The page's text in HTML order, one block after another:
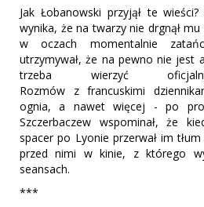
Jak Łobanowski przyjął te
wynika, że na twarzy nie drgnął
w oczach momentalnie
utrzymywał, że na pewno nie jest
trzeba wierzyć
Rozmów z francuskimi
ognia, a nawet więcej - po
Szczerbaczew wspominał, że
spacer po Lyonie przerwał im
przed nimi w kinie, z którego
seansach.
***